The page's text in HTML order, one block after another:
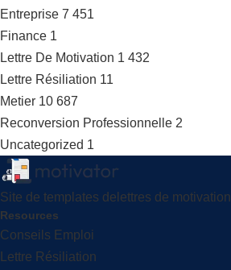
Entreprise 7 451
Finance 1
Lettre De Motivation 1 432
Lettre Résiliation 11
Metier 10 687
Reconversion Professionnelle 2
Uncategorized 1
Site de templates delettres de motivation
Resources
Conseils Emploi
Lettre Résiliation